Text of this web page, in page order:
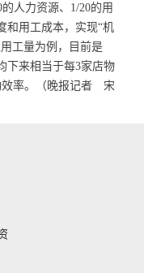
人力资源、1/20的用
和用工成本，实现“机
工量为例，目前是
下来相当于每3家店物
效率。（晚报记者 宋